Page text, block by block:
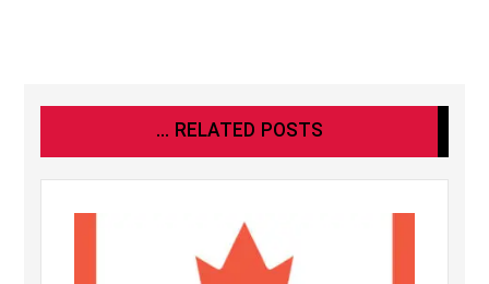
RELATED POSTS ...